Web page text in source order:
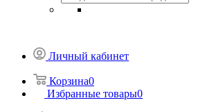
Личный кабинет
Корзина0
Избранные товары0